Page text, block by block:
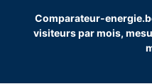
Comparateur-
visiteurs par mois,